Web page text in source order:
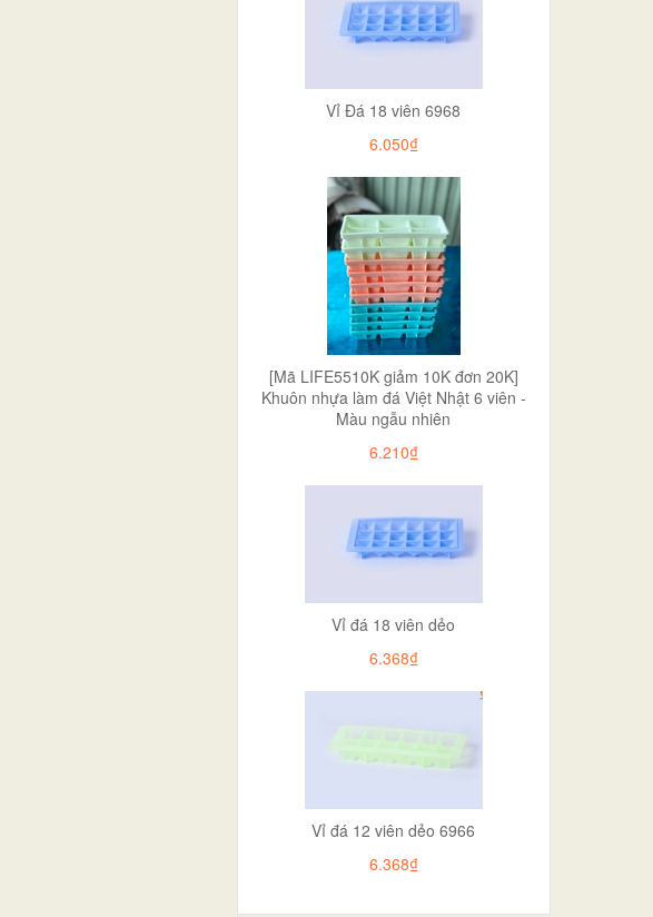
Vỉ Đá 18 viên 6968
6.050₫
[Mã LIFE5510K giảm 10K đơn 20K]
Khuôn nhựa làm đá Việt Nhật 6 viên -
Màu ngẫu nhiên
6.210₫
Vỉ đá 18 viên dẻo
6.368₫
Vỉ đá 12 viên dẻo 6966
6.368₫